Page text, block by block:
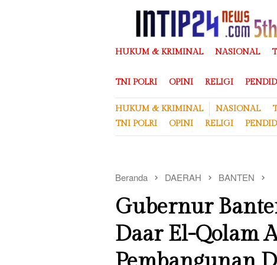
HUKUM & KRIMINAL NASIONAL
TNI POLRI OPINI RELIGI
HUKUM & KRIMINAL NASIONAL
TNI POLRI
OPINI RELIGI
Beranda DAERAH BANTEN
Gubernur
Daar El-Qolam